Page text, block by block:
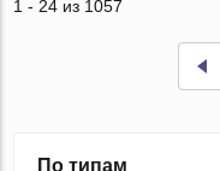
1 - 24 из 1057
По типам